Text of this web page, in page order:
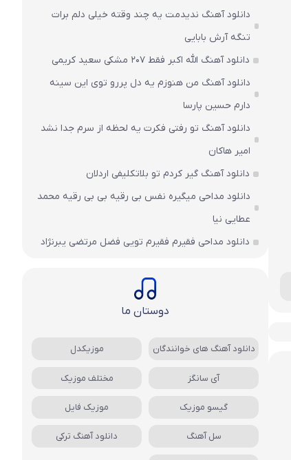
دانلود آهنگ ندیدمت یه چند وقته خیلی دلم برات
تنگه آرش بابایی
دانلود آهنگ الله اکبر فقط 207 مشکی سعید کریمی
دانلود آهنگ من هنوزم یه دل پررو توی این سینه
دارم حسین پارسا
دانلود آهنگ تو رفتی فکرت یه لحظه از سرم جدا نشد
امیر هاکان
دانلود آهنگ گیر کردم تو بلاتکلیفی اردلان
دانلود مداحی میگیره نفس بی رقیه بی بی رقیه محمد
عطایی نیا
دانلود مداحی فقیرم فقیرم تویی فضل مرتضی یبرنژاد
دوستان ما
دانلود آهنگ های خوانندگان موزیکدل
آی سانگز مختلف موزیک
گیسو موزیک موزیک فایل
سل آهنگ دانلود آهنگ ترکی